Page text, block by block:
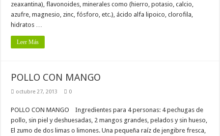
zeaxantina), flavonoides, minerales como (hierro, potasio, calcio,
azufre, magnesio, zinc, fósforo, etc.), ácido alfa lipoico, clorofila,
hidratos …
Leer Más
POLLO CON MANGO
octubre 27, 2013 0
POLLO CON MANGO Ingredientes para 4 personas: 4 pechugas de
pollo, sin piel y deshuesadas, 2 mangos grandes, pelados y sin hueso,
El zumo de dos limas o limones. Una pequeña raíz de jengibre fresca,